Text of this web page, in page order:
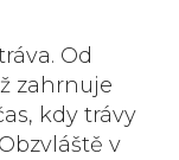
Od
zahrnuje
kdy trávy
v